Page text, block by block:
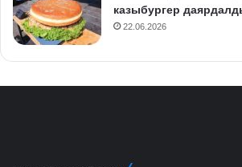
казыбургер
22.06.2026